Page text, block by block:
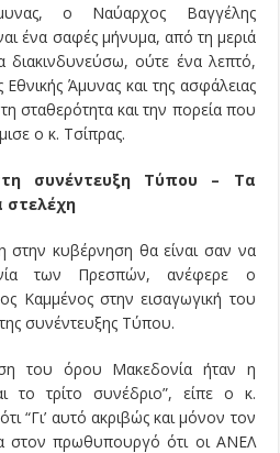
ο Ναύαρχος Βαγγέλης
ένα σαφές μήνυμα, από τη μεριά
διακινδυνεύσω, ούτε ένα λεπτό,
Άμυνας και της ασφάλειας
σταθερότητα και την πορεία που
ο κ. Τσίπρας.
συνέντευξη Τύπου – Τα
στελέχη
κυβέρνηση θα είναι σαν να
των Πρεσπών, ανέφερε ο
Καμμένος στην εισαγωγική του
συνέντευξης Τύπου.
του όρου Μακεδονία ήταν η
τρίτο συνέδριο”, είπε ο κ.
“Γι’ αυτό ακριβώς και μόνον τον
στον πρωθυπουργό ότι οι ΑΝΕΛ